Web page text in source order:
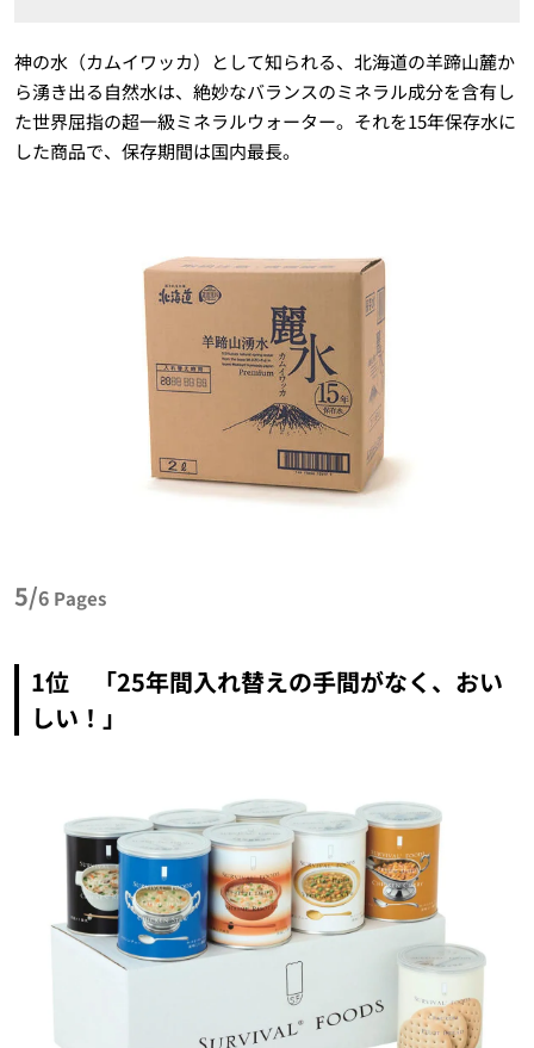
神の水（カムイワッカ）として知られる、北海道の羊蹄山麓か
ら湧き出る自然水は、絶妙なバランスのミネラル成分を含有し
た世界屈指の超一級ミネラルウォーター。それを15年保存水に
した商品で、保存期間は国内最長。
5/6 Pages
1位 「25年間入れ替えの手間がなく、おい
しい！」